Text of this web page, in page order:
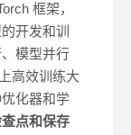
框架，
开发和训
模型并行
高效训练大
化器和学
点和保存